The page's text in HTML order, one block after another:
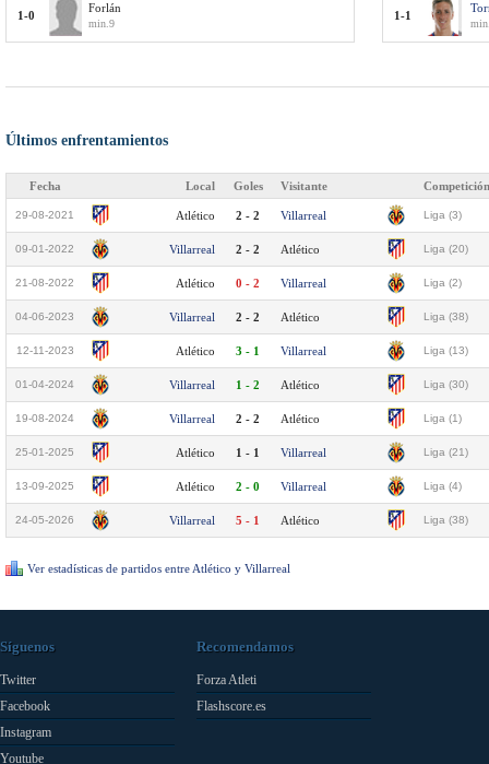
1-0
Forlán
min.9
1-1
Últimos enfrentamientos
Fecha Local Goles Visitante Competición
29-08-2021 Atlético 2 - 2 Villarreal Liga (3)
09-01-2022 Villarreal 2 - 2 Atlético Liga (20)
21-08-2022 Atlético 0 - 2 Villarreal Liga (2)
04-06-2023 Villarreal 2 - 2 Atlético Liga (38)
12-11-2023 Atlético 3 - 1 Villarreal Liga (13)
01-04-2024 Villarreal 1 - 2 Atlético Liga (30)
19-08-2024 Villarreal 2 - 2 Atlético Liga (1)
25-01-2025 Atlético 1 - 1 Villarreal Liga (21)
13-09-2025 Atlético 2 - 0 Villarreal Liga (4)
24-05-2026 Villarreal 5 - 1 Atlético Liga (38)
Ver estadísticas de partidos entre Atlético y Villarreal
Síguenos
Twitter
Facebook
Instagram
Youtube
Recomendamos
Forza Atleti
Flashscore.es